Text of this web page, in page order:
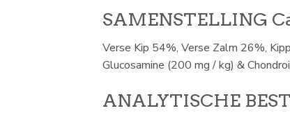
SAMENSTELLING
Verse Kip 54%, Verse Zalm 26%,
Glucosamine (200 mg / kg) &
ANALYTISCHE